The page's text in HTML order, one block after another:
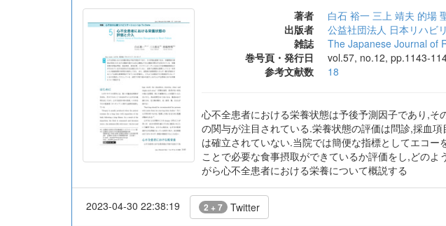
著者 白石 裕一 三上 靖夫 的場
出版者
公益社団法人 日本リハビ
雑誌
The Japanese Journal of
巻号頁・発行日
vol.57, no.12, pp.1143-
参考文献数
18
心不全患者における栄養状態は予後予測因子であり,
の関与が注目されている.栄養状態の評価は問診,採血
は確立されていない.当院では簡便な指標としてエコ
ことで必要な食事摂取ができているか評価をし,どの
がら心不全患者における栄養について概説する
2023-04-30 22:38:19 2 + 7 Twitter